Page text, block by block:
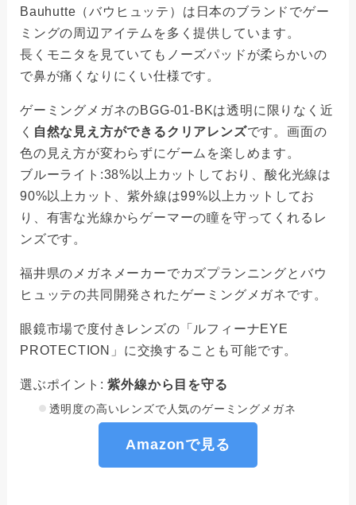
Bauhutte（バウヒュッテ）は日本のブランドでゲー
ミングの周辺アイテムを多く提供しています。
長くモニタを見ていてもノーズパッドが柔らかいの
で鼻が痛くなりにくい仕様です。
ゲーミングメガネのBGG-01-BKは透明に限りなく近
く 自然な見え方ができるクリアレンズです。画面の
色の見え方が変わらずにゲームを楽しめます。
ブルーライト:38%以上カットしており、酸化光線は
90%以上カット、紫外線は99%以上カットしてお
り、有害な光線からゲーマーの瞳を守ってくれるレ
ンズです。
福井県のメガネメーカーでカズプランニングとバウ
ヒュッテの共同開発されたゲーミングメガネです。
眼鏡市場で度付きレンズの「ルフィーナEYE
PROTECTION」に交換することも可能です。
選ぶポイント:紫外線から目を守る
透明度の高いレンズで人気のゲーミングメガネ
Amazonで見る